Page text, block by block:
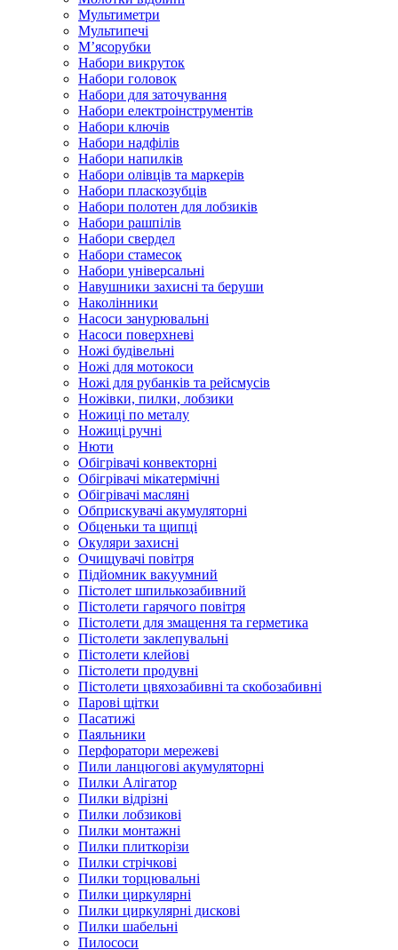
Мультиметри
Мультипечі
М’ясорубки
Набори викруток
Набори головок
Набори для заточування
Набори електроінструментів
Набори ключів
Набори надфілів
Набори напилків
Набори олівців та маркерів
Набори пласкозубців
Набори полотен для лобзиків
Набори рашпілів
Набори свердел
Набори стамесок
Набори універсальні
Навушники захисні та беруши
Наколінники
Насоси занурювальні
Насоси поверхневі
Ножі будівельні
Ножі для мотокоси
Ножі для рубанків та рейсмусів
Ножівки, пилки, лобзики
Ножиці по металу
Ножиці ручні
Нюти
Обігрівачі конвекторні
Обігрівачі мікатермічні
Обігрівачі масляні
Обприскувачі акумуляторні
Обценьки та щипці
Окуляри захисні
Очищувачі повітря
Підйомник вакуумний
Пістолет шпилькозабивний
Пістолети гарячого повітря
Пістолети для змащення та герметика
Пістолети заклепувальні
Пістолети клейові
Пістолети продувні
Пістолети цвяхозабивні та скобозабивні
Парові щітки
Пасатижі
Паяльники
Перфоратори мережеві
Пили ланцюгові акумуляторні
Пилки Алігатор
Пилки відрізні
Пилки лобзикові
Пилки монтажні
Пилки плиткорізи
Пилки стрічкові
Пилки торцювальні
Пилки циркулярні
Пилки циркулярні дискові
Пилки шабельні
Пилососи